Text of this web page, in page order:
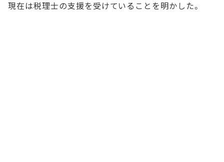
現在は税理士の支援を受けていることを明かした。